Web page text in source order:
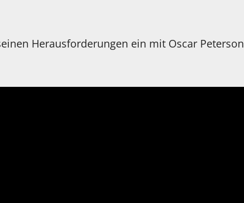
Herausforderungen ein mit Oscar Peterson